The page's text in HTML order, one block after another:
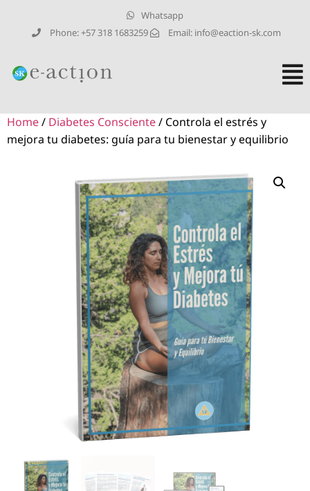
Whatsapp
Phone: +57 318 1683259
Email: info@eaction-sk.com
Home/ Diabetes Consciente/ Controla el estrés y
mejora tu diabetes: guía para tu bienestar y equilibrio